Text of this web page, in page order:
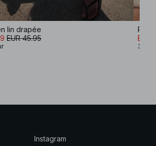
lin drapée
EUR 45.95 EUR
3
Instagram